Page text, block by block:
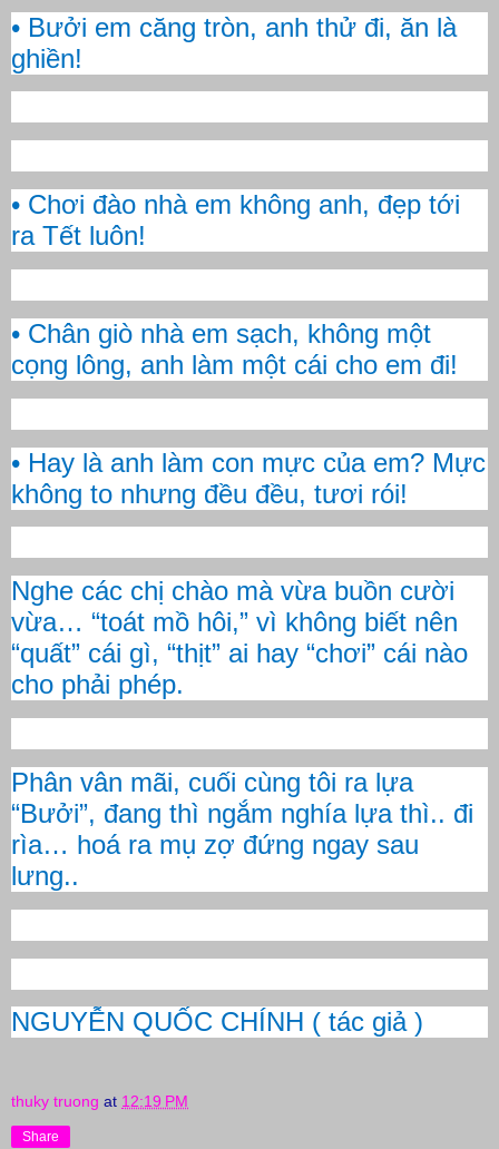
• Bưởi em căng tròn, anh thử đi, ăn là
ghiền!
• Chơi đào nhà em không anh, đẹp tới
ra Tết luôn!
• Chân giò nhà em sạch, không một
cọng lông, anh làm một cái cho em đi!
• Hay là anh làm con mực của em? Mực
không to nhưng đều đều, tươi rói!
Nghe các chị chào mà vừa buồn cười
vừa… “toát mồ hôi,” vì không biết nên
“quất” cái gì, “thịt” ai hay “chơi” cái nào
cho phải phép.
Phân vân mãi, cuối cùng tôi ra lựa
“Bưởi”, đang thì ngắm nghía lựa thì.. đi
rìa… hoá ra mụ zợ đứng ngay sau
lưng..
NGUYỄN QUỐC CHÍNH ( tác giả )
thuky truong at 12:19 PM
Share